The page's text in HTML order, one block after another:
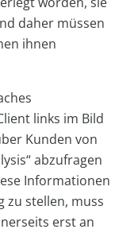
daher müssen
ihnen
links im Bild
Kunden von
abzufragen
Informationen
zu stellen, muss
erst an